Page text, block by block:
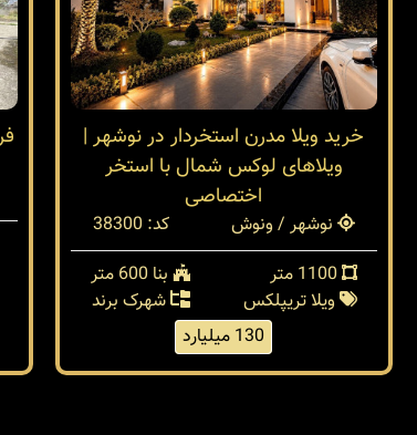
خرید ویلا مدرن استخردار در نوشهر |
ویلاهای لوکس شمال با استخر
اختصاصی
نوشهر / ونوش
کد: 38300
بنا 600 متر
ویلا تریپلکس
شهرک برند
130 میلیارد